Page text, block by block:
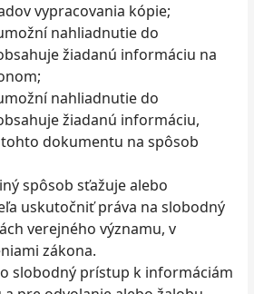
vypracovania kópie;
nahliadnutie do
žiadanú informáciu na
nahliadnutie do
žiadanú informáciu,
dokumentu na spôsob
spôsob sťažuje alebo
uskutočniť práva na slobodný
verejného významu, v
zákona.
slobodný prístup k informáciám